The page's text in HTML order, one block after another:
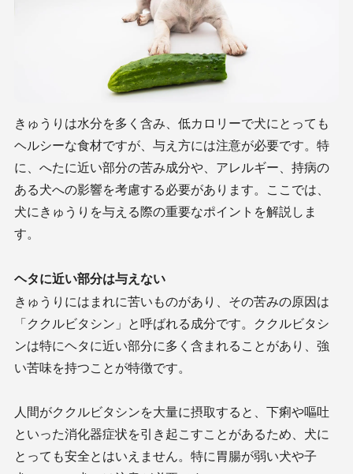
きゅうりは水分を多く含み、低カロリーで犬にとっても
ヘルシーな食材ですが、与え方には注意が必要です。特
に、へたに近い部分の苦み成分や、アレルギー、持病の
ある犬への影響を考慮する必要があります。ここでは、
犬にきゅうりを与える際の重要なポイントを解説しま
す。
ヘタに近い部分は与えない
きゅうりにはまれに苦いものがあり、その苦みの原因は
「ククルビタシン」と呼ばれる成分です。ククルビタシ
ンは特にヘタに近い部分に多く含まれることがあり、強
い苦味を持つことが特徴です。
人間がククルビタシンを大量に摂取すると、下痢や嘔吐
といった消化器症状を引き起こすことがあるため、犬に
とっても安全とはいえません。特に胃腸が弱い犬や子